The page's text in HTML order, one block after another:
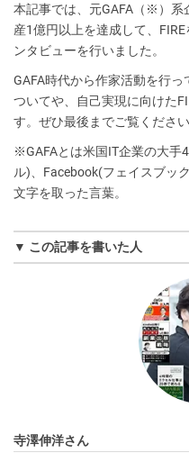
本記事では、元GAFA（※）系
産1億円以上を達成して、
ンタビューを行いました。
GAFA時代から作家活動を行
ついてや、自己実現に向けた
す。ぜひ最後までご覧ください
※GAFAとは米国IT企業の大手
ル)、Facebook(フェイスブッ
文字を取った言葉。
▼ この記事を書いた人
寺澤伸洋さん